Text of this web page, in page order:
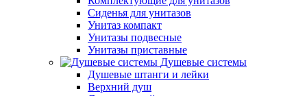
Сиденья для унитазов
Унитаз компакт
Унитазы подвесные
Унитазы приставные
Душевые системы
Душевые штанги и лейки
Верхний душ